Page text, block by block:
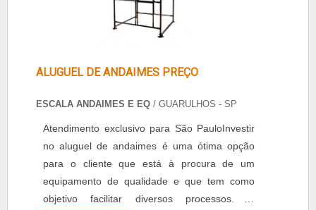
ALUGUEL DE ANDAIMES PREÇO
ESCALA ANDAIMES E EQ / GUARULHOS - SP
Atendimento exclusivo para São PauloInvestir
no aluguel de andaimes é uma ótima opção
para o cliente que está à procura de um
equipamento de qualidade e que tem como
objetivo facilitar diversos processos. O